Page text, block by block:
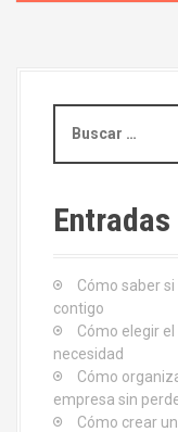
s
a
r
Cómo saber
contigo
Cómo elegir
necesidad
Cómo
empresa sin
Cómo crear